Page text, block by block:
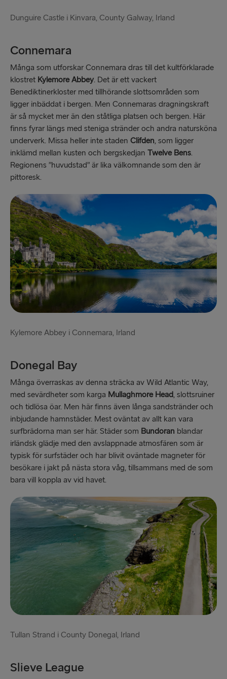
Dunguire Castle i Kinvara, County Galway, Irland
Connemara
Många som utforskar Connemara dras till det kultförklarade
klostret Kylemore Abbey. Det är ett vackert
Benediktinerkloster med tillhörande slottsområden som
ligger inbäddat i bergen. Men Connemaras dragningskraft
är så mycket mer än den ståtliga platsen och bergen. Här
finns fyrar längs med steniga stränder och andra natursköna
underverk. Missa heller inte staden Clifden, som ligger
inklämd mellan kusten och bergskedjan Twelve Bens.
Regionens ”huvudstad” är lika välkomnande som den är
pittoresk.
Kylemore Abbey i Connemara, Irland
Donegal Bay
Många överraskas av denna sträcka av Wild Atlantic Way,
med sevärdheter som karga Mullaghmore Head, slottsruiner
och tidlösa öar. Men här finns även långa sandstränder och
inbjudande hamnstäder. Mest oväntat av allt kan vara
surfbrädorna man ser här. Städer som Bundoran blandar
irländsk glädje med den avslappnade atmosfären som är
typisk för surfstäder och har blivit oväntade magneter för
besökare i jakt på nästa stora våg, tillsammans med de som
bara vill koppla av vid havet.
Tullan Strand i County Donegal, Irland
Slieve League